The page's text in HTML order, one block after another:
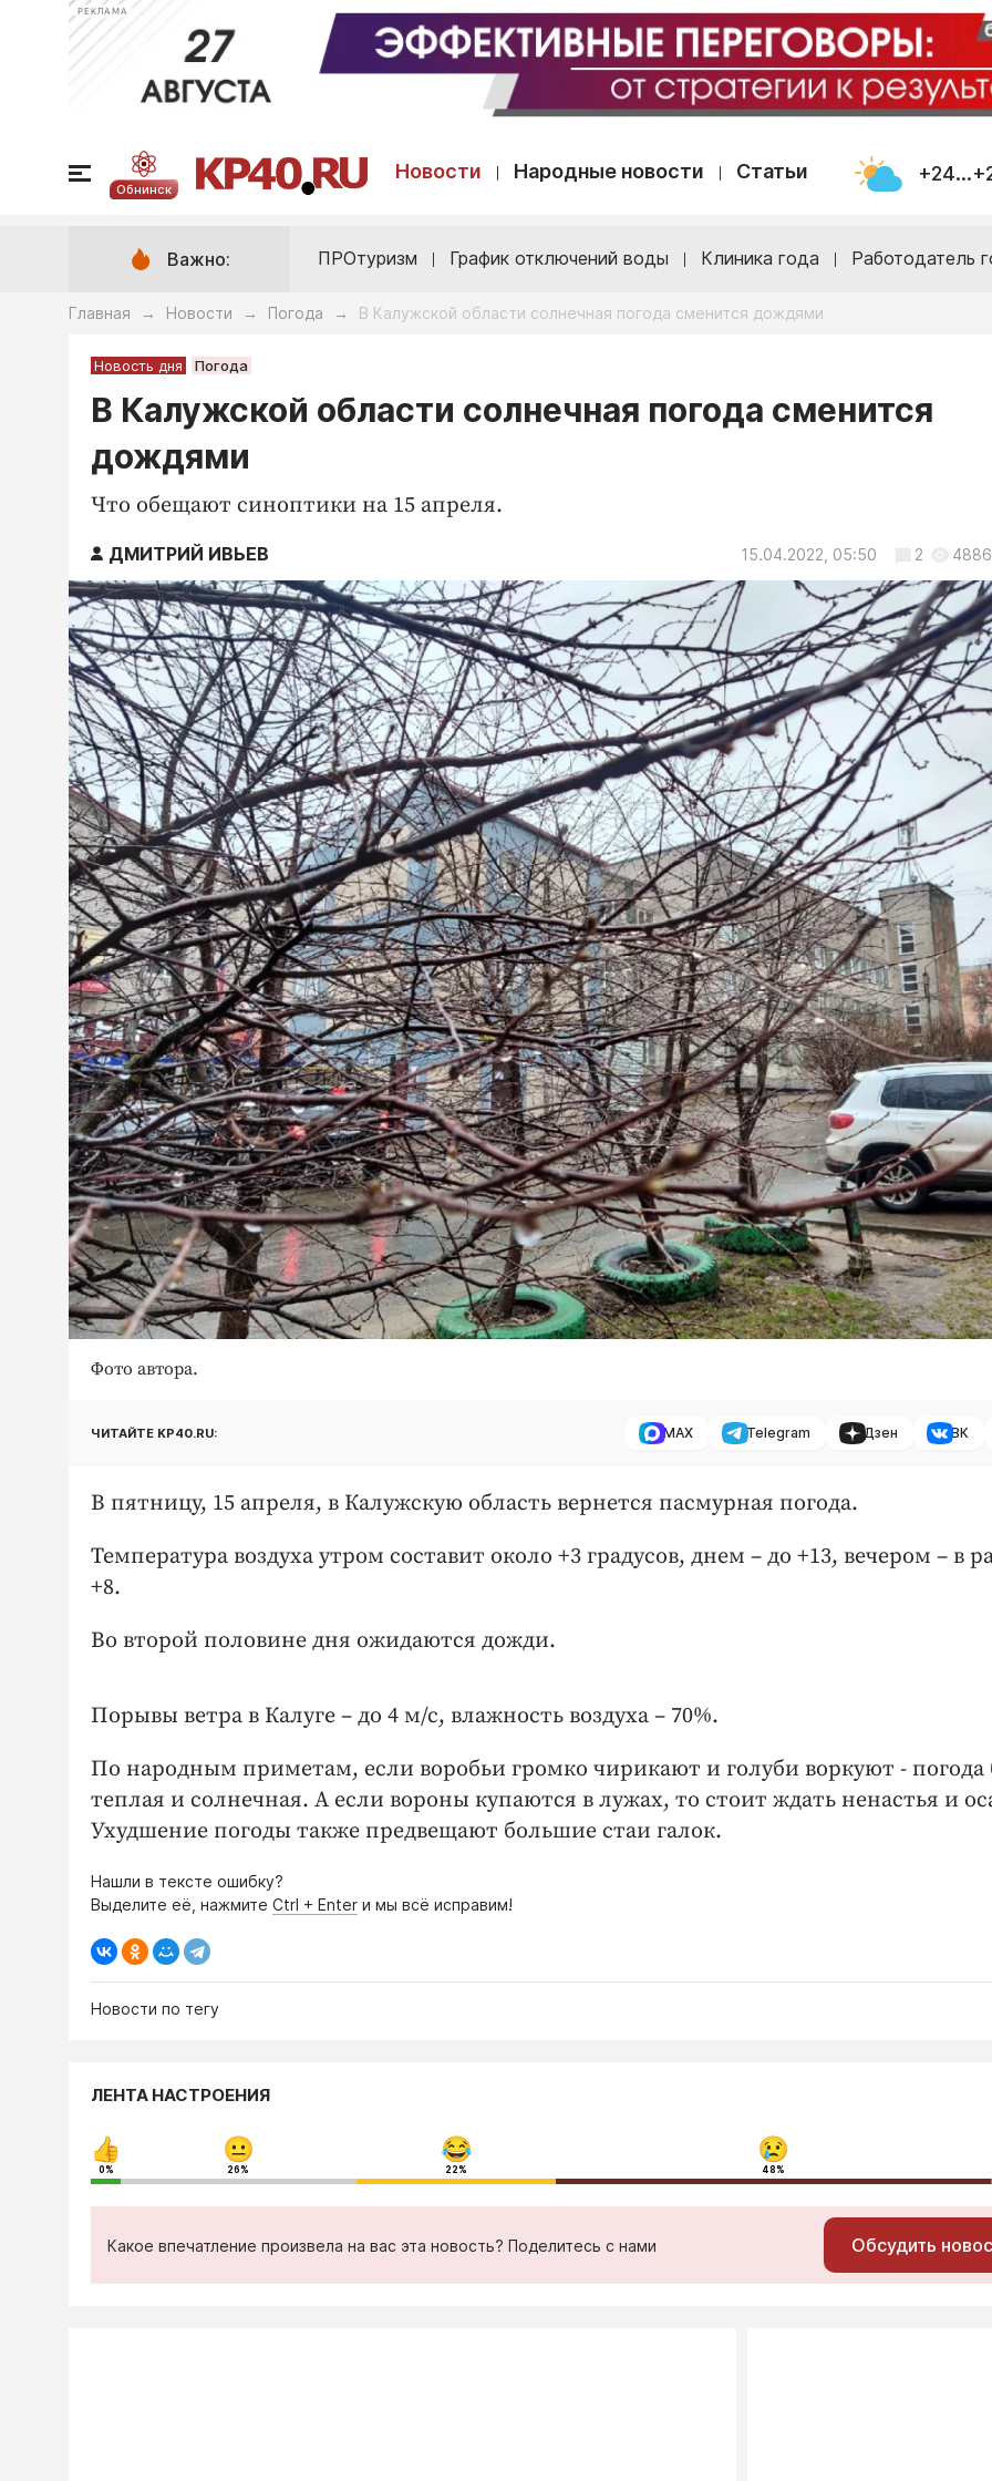
РЕКЛАМА
Обнинск
Новости Народные новости Статьи
Важно: ПРОтуризм График отключений воды Клиника года Работодатель
Главная → Новости → Погода → В Калужской области солнечная погода сменится дождями
Новость дня Погода
В Калужской области солнечная погода сменится
дождями
Что обещают синоптики на 15 апреля.
ДМИТРИЙ ИВЬЕВ 15.04.2022, 05:50 2 4886
Фото автора.
ЧИТАЙТЕ KP40.RU: MAX Telegram Дзен ВК
В пятницу, 15 апреля, в Калужскую область вернется пасмурная погода.
Температура воздуха утром составит около +3 градусов, днем – до +13, вечером – в
+8.
Во второй половине дня ожидаются дожди.
Порывы ветра в Калуге – до 4 м/с, влажность воздуха – 70%.
По народным приметам, если воробьи громко чирикают и голуби воркуют - погода
теплая и солнечная. А если вороны купаются в лужах, то стоит ждать ненастья и
Ухудшение погоды также предвещают большие стаи галок.
Нашли в тексте ошибку?
Выделите её, нажмите Ctrl + Enter и мы всё исправим!
Новости по тегу
ЛЕНТА НАСТРОЕНИЯ
0% 26% 22% 48%
Какое впечатление произвела на вас эта новость? Поделитесь с нами Обсудить